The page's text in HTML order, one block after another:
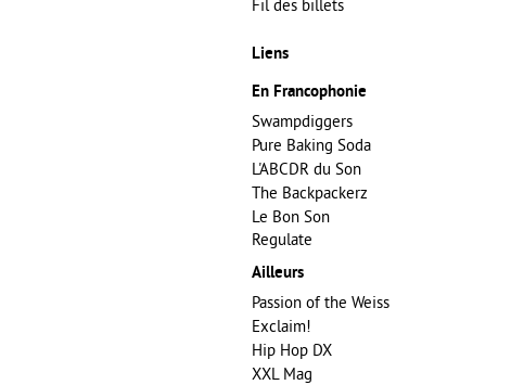
Fil des billets
Liens
En Francophonie
Swampdiggers
Pure Baking Soda
L'ABCDR du Son
The Backpackerz
Le Bon Son
Regulate
Ailleurs
Passion of the Weiss
Exclaim!
Hip Hop DX
XXL Mag